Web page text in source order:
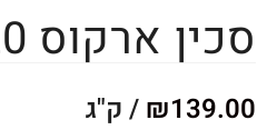
סכין ארקוס 20סמ יוניברסל
₪139.00 / ק"ג